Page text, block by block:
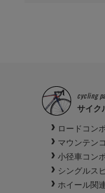
cycling
サイク
ロードコン
マウンテン
小径車コン
シングルス
ホイール関